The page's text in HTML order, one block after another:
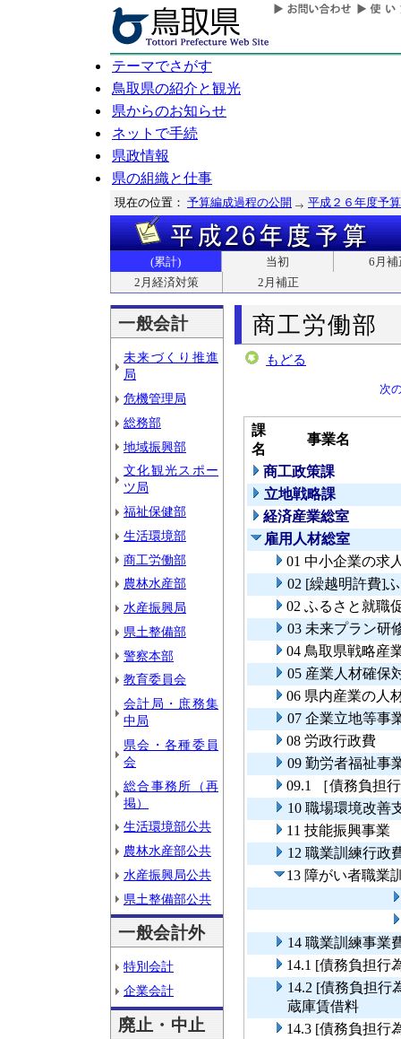
テーマでさがす
鳥取県の紹介と観光
県からのお知らせ
ネットで手続
県政情報
県の組織と仕事
現在の位置： 予算編成過程の公開 平成２６年度予算
(累計) 当初
6月補
2月経済対策
2月補正
一般会計
未来づくり推進
局
危機管理局
総務部
地域振興部
文化観光スポー
ツ局
福祉保健部
生活環境部
商工労働部
農林水産部
水産振興局
県土整備部
警察本部
教育委員会
会計局・庶務集
中局
県会・各種委員
会
総合事務所（再
掲）
生活環境部公共
農林水産部公共
水産振興局公共
県土整備部公共
一般会計外
特別会計
企業会計
廃止・中止
商工労働部
もどる
次
課
名
事業名
商工政策課
立地戦略課
経済産業総室
雇用人材総室
01 中小企業の求
02 [繰越明許費]
02 ふるさと就職
03 未来プラン研
04 鳥取県戦略産
05 産業人材確保
06 県内産業の人
07 企業立地等事
08 労政行政費
09 勤労者福祉事
09.1 ［債務負担
10 職場環境改善
11 技能振興事業
12 職業訓練行政
13 障がい者職業
14 職業訓練事業
14.1 [債務負担行
14.2 [債務負担行
蔵庫賃借料
14.3 [債務負担行